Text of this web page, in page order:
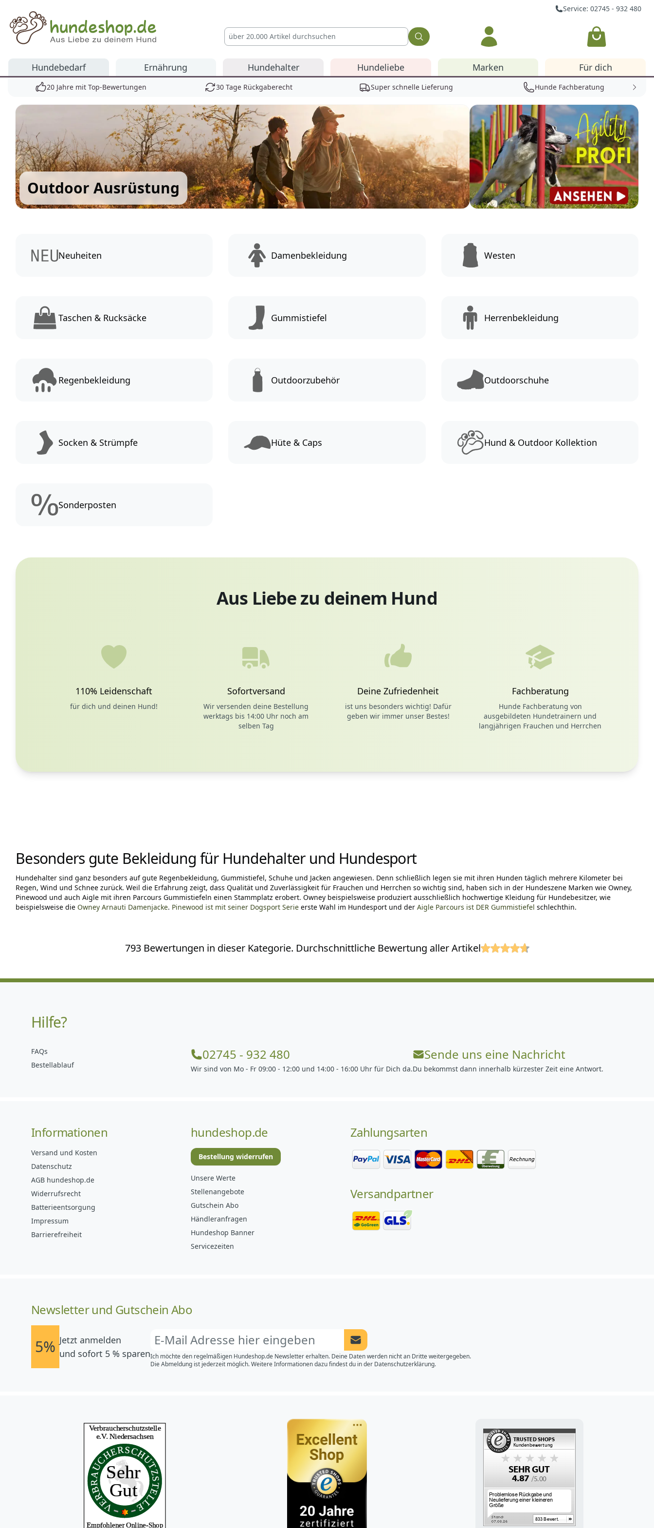
Service: 02745 - 932 480
Hundeshop.de
Warenkorb
Hundebedarf Ernährung Hundehalter Hundeliebe Marken Für dich
20 Jahre mit Top-Bewertungen 30 Tage Rückgaberecht Super schnelle Lieferung Hunde Fachberatung
Outdoor Ausrüstung
Neuheiten Damenbekleidung Westen
Taschen & Rucksäcke Gummistiefel Herrenbekleidung
Regenbekleidung Outdoorzubehör Outdoorschuhe
Socken & Strümpfe Hüte & Caps Hund & Outdoor Kollektion
Sonderposten
Aus Liebe zu deinem Hund
110% Leidenschaft
für dich und deinen Hund!
Sofortversand
Wir versenden deine Bestellung
werktags bis 14:00 Uhr noch am
selben Tag
Deine Zufriedenheit
ist uns besonders wichtig! Dafür
geben wir immer unser Bestes!
Fachberatung
Hunde Fachberatung von
ausgebildeten Hundetrainern und
langjährigen Frauchen und Herrchen
Besonders gute Bekleidung für Hundehalter und Hundesport
Hundehalter sind ganz besonders auf gute Regenbekleidung, Gummistiefel, Schuhe und Jacken angewiesen. Denn schließlich legen sie mit ihren Hunden täglich mehrere Kilometer bei
Regen, Wind und Schnee zurück. Weil die Erfahrung zeigt, dass Qualität und Zuverlässigkeit für Frauchen und Herrchen so wichtig sind, haben sich in der Hundeszene Marken wie Owney,
Pinewood und auch Aigle mit ihren Parcours Gummistiefeln einen Stammplatz erobert. Owney beispielsweise produziert ausschließlich hochwertige Kleidung für Hundebesitzer, wie
beispielsweise die Owney Arnauti Damenjacke. Pinewood ist mit seiner Dogsport Serie erste Wahl im Hundesport und der Aigle Parcours ist DER Gummistiefel schlechthin.
793 Bewertungen in dieser Kategorie. Durchschnittliche Bewertung aller Artikel
Hilfe?
FAQs
Bestellablauf
02745 - 932 480
Wir sind von Mo - Fr 09:00 - 12:00 und 14:00 - 16:00 Uhr für Dich da.
Sende uns eine Nachricht
Du bekommst dann innerhalb kürzester Zeit eine Antwort.
Informationen
Versand und Kosten
Datenschutz
AGB hundeshop.de
Widerrufsrecht
Batterieentsorgung
Impressum
Barrierefreiheit
hundeshop.de
Bestellung widerrufen
Unsere Werte
Stellenangebote
Gutschein Abo
Händleranfragen
Hundeshop Banner
Servicezeiten
Zahlungsarten
Versandpartner
Newsletter und Gutschein Abo
5% Jetzt anmelden
und sofort 5 % sparen
Newsletter Anmeldung absenden
Ich möchte den regelmäßigen Hundeshop.de Newsletter erhalten. Deine Daten werden nicht an Dritte weitergegeben.
Die Abmeldung ist jederzeit möglich. Weitere Informationen dazu findest du in der Datenschutzerklärung.